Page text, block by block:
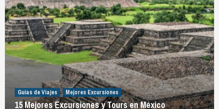
Guías de Viajes Mejores Excursiones
15 Mejores Excursiones y Tours en México